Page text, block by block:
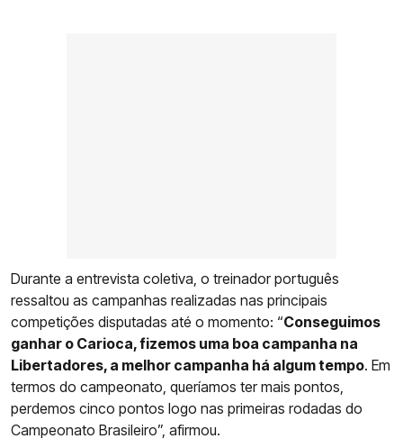
Durante a entrevista coletiva, o treinador português
ressaltou as campanhas realizadas nas principais
competições disputadas até o momento: “Conseguimos
ganhar o Carioca, fizemos uma boa campanha na
Libertadores, a melhor campanha há algum tempo. Em
termos do campeonato, queríamos ter mais pontos,
perdemos cinco pontos logo nas primeiras rodadas do
Campeonato Brasileiro”, afirmou.